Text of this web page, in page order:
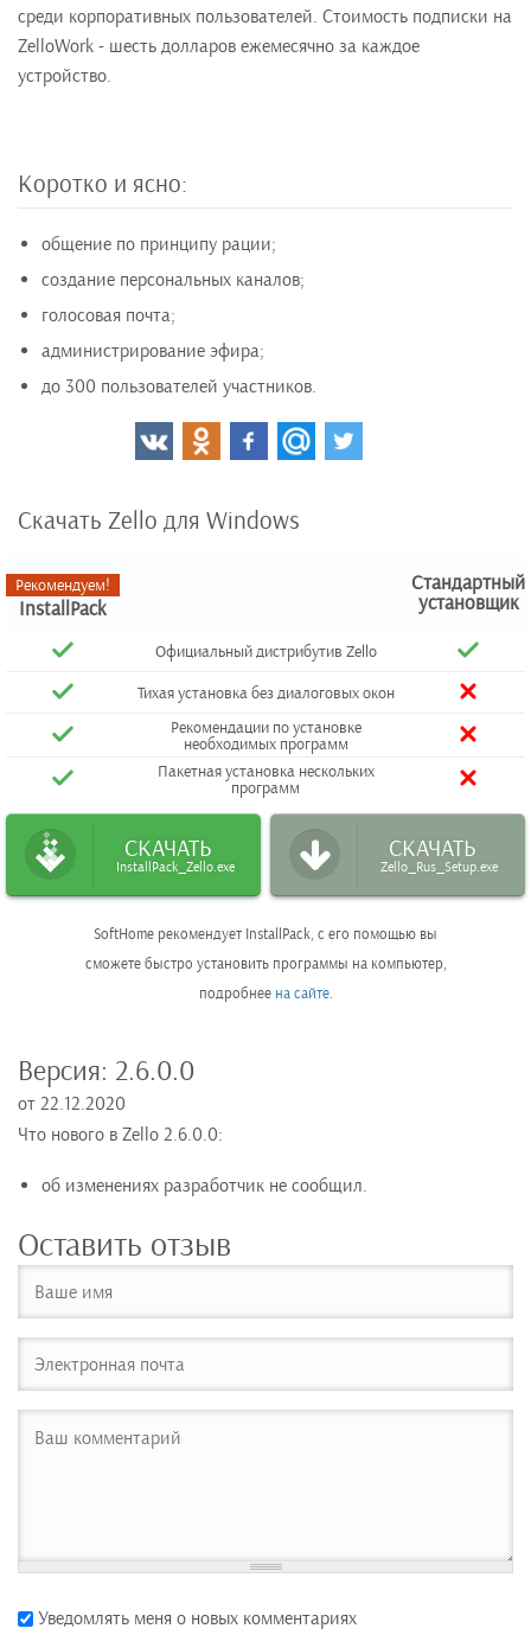
среди корпоративных пользователей. Стоимость подписки на
ZelloWork - шесть долларов ежемесячно за каждое
устройство.
Коротко и ясно:
общение по принципу рации;
создание персональных каналов;
голосовая почта;
администрирование эфира;
до 300 пользователей участников.
Скачать Zello для Windows
Рекомендуем!
InstallPack
Стандартный
установщик
Официальный дистрибутив Zello
Тихая установка без диалоговых окон
Рекомендации по установке
необходимых программ
Пакетная установка нескольких
программ
СКАЧАТЬ
InstallPack_Zello.exe
СКАЧАТЬ
Zello_Rus_Setup.exe
SoftHome рекомендует InstallPack, с его помощью вы
сможете быстро установить программы на компьютер,
подробнее на сайте.
Версия: 2.6.0.0
от 22.12.2020
Что нового в Zello 2.6.0.0:
об изменениях разработчик не сообщил.
Оставить отзыв
Уведомлять меня о новых комментариях